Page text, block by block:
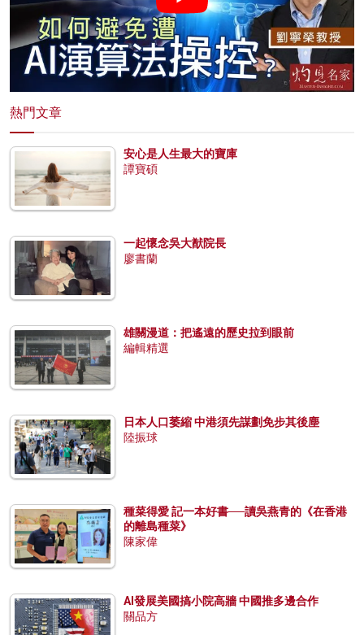
熱門文章
安心是人生最大的寶庫
譚寶碩
一起懷念吳大猷院長
廖書蘭
雄關漫道：把遙遠的歷史拉到眼前
編輯精選
日本人口萎縮 中港須先謀劃免步其後塵
陸振球
種菜得愛 記一本好書──讀吳燕青的《在香港
的離島種菜》
陳家偉
AI發展美國搞小院高牆 中國推多邊合作
關品方